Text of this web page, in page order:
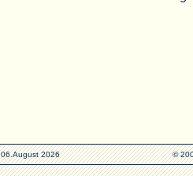
06.August 2026 ©